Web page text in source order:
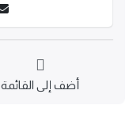
أضف إلى القائمة